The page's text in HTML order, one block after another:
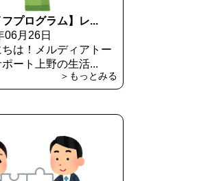
フプログラム】レ...
06月26日
ちは！メルディアトー
ポート上野の生活...
＞もっとみる